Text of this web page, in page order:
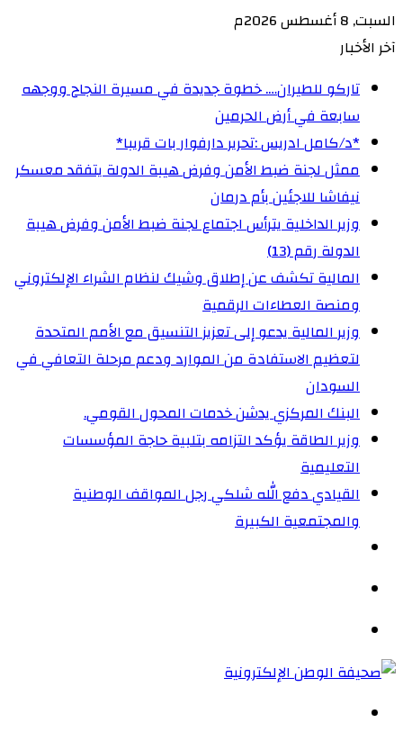
السبت, 8 أغسطس 2026م
آخر الأخبار
تاركو للطيران…. خطوة جديدة في مسيرة النجاح ووجهه
سابعة في أرض الحرمين
‏*د/كامل ادريس :تحرير دارفوار بات قريبا*
ممثل لجنة ضبط الأمن وفرض هيبة الدولة يتفقد معسكر
نيفاشا للاجئين بأم درمان
وزير الداخلية يترأس اجتماع لجنة ضبط الأمن وفرض هيبة
الدولة رقم (13)
المالية تكشف عن إطلاق وشيك لنظام الشراء الإلكتروني
ومنصة العطاءات الرقمية
وزير المالية يدعو إلى تعزيز التنسيق مع الأمم المتحدة
لتعظيم الاستفادة من الموارد ودعم مرحلة التعافي في
السودان
البنك المركزي يدشن خدمات المحول القومي.
وزير الطاقة يؤكد التزامه بتلبية حاجة المؤسسات
التعليمية
القيادي دفع الله شلكي رجل المواقف الوطنية
والمجتمعية الكبيرة